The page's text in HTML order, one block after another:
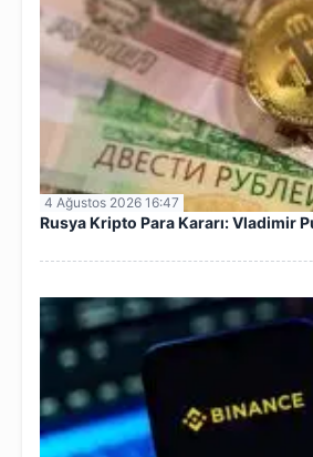
4 Ağustos 2026 16:47
Rusya Kripto Para Kararı: Vladimir